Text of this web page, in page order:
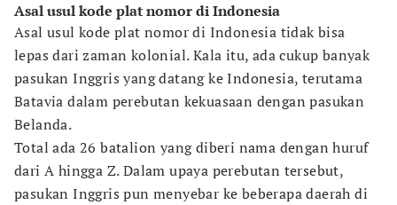
Asal usul kode plat nomor di Indonesia
Asal usul kode plat nomor di Indonesia tidak bisa
lepas dari zaman kolonial. Kala itu, ada cukup banyak
pasukan Inggris yang datang ke Indonesia, terutama
Batavia dalam perebutan kekuasaan dengan pasukan
Belanda.
Total ada 26 batalion yang diberi nama dengan huruf
dari A hingga Z. Dalam upaya perebutan tersebut,
pasukan Inggris pun menyebar ke beberapa daerah di